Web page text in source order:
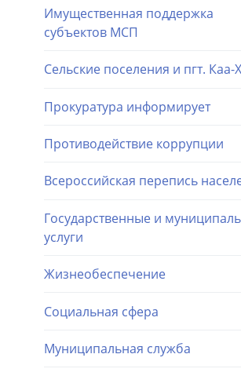
Имущественная поддержка
субъектов МСП
Сельские поселения и пгт. Каа-
Прокуратура информирует
Противодействие коррупции
Всероссийская перепись
Государственные и
услуги
Жизнеобеспечение
Социальная сфера
Муниципальная служба